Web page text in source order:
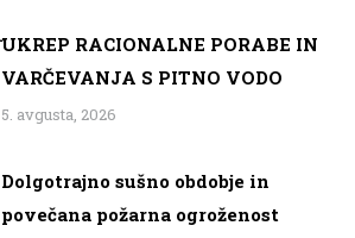
̌UKREP RACIONALNE PORABE IN
VARČEVANJA S PITNO VODO
5. avgusta, 2026
Dolgotrajno sušno obdobje in
povečana požarna ogroženost